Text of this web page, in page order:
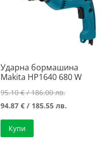
Ударна бормашина
Makita HP1640 680 W
95.10€/ 186.00 лв.Original
price
94.87€ / 185.55 лв.
Купи